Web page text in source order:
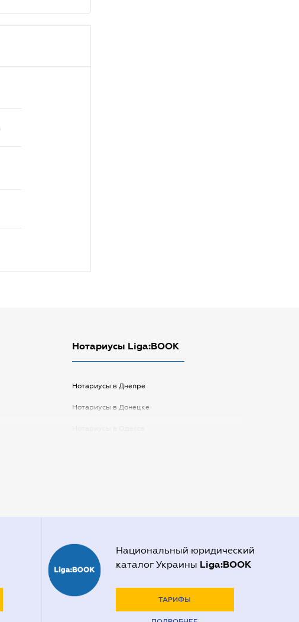
Нотариусы Liga:BOOK
Нотариусы в Днепре
Нотариусы в Донецке
Национальный юридический
каталог Украины Liga:BOOK
ТАРИФЫ